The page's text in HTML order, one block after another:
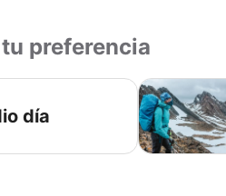
preferencia
día